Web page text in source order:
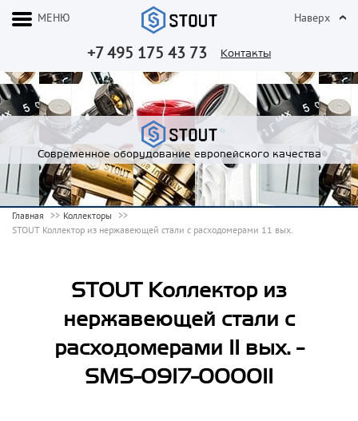
+7 495 175 43 73 Контакты
МЕНЮ Наверх
Современное оборудование европейского качества
Главная
Коллекторы
STOUT Коллектор из нержавеющей стали с расходомерами 11 вых.
STOUT Коллектор из
нержавеющей стали с
расходомерами 11 вых. -
SMS-0917-000011